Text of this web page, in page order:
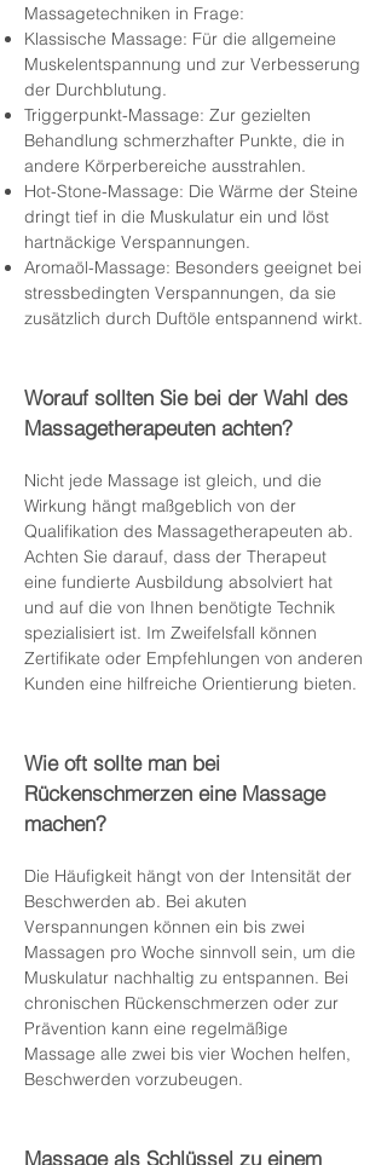
Massagetechniken in Frage:
Klassische Massage: Für die allgemeine
Muskelentspannung und zur Verbesserung
der Durchblutung.
Triggerpunkt-Massage: Zur gezielten
Behandlung schmerzhafter Punkte, die in
andere Körperbereiche ausstrahlen.
Hot-Stone-Massage: Die Wärme der Steine
dringt tief in die Muskulatur ein und löst
hartnäckige Verspannungen.
Aromaöl-Massage: Besonders geeignet bei
stressbedingten Verspannungen, da sie
zusätzlich durch Duftöle entspannend wirkt.
Worauf sollten Sie bei der Wahl des
Massagetherapeuten achten?
Nicht jede Massage ist gleich, und die
Wirkung hängt maßgeblich von der
Qualifikation des Massagetherapeuten ab.
Achten Sie darauf, dass der Therapeut
eine fundierte Ausbildung absolviert hat
und auf die von Ihnen benötigte Technik
spezialisiert ist. Im Zweifelsfall können
Zertifikate oder Empfehlungen von anderen
Kunden eine hilfreiche Orientierung bieten.
Wie oft sollte man bei
Rückenschmerzen eine Massage
machen?
Die Häufigkeit hängt von der Intensität der
Beschwerden ab. Bei akuten
Verspannungen können ein bis zwei
Massagen pro Woche sinnvoll sein, um die
Muskulatur nachhaltig zu entspannen. Bei
chronischen Rückenschmerzen oder zur
Prävention kann eine regelmäßige
Massage alle zwei bis vier Wochen helfen,
Beschwerden vorzubeugen.
Massage als Schlüssel zu einem